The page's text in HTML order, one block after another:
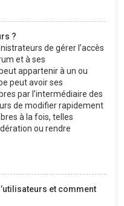
?
de gérer l’accès
et à ses
appartenir à un ou
peut avoir ses
par l’intermédiaire des
de modifier rapidement
à la fois, telles
ou rendre
et comment